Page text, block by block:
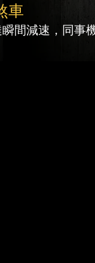
車
間減速，同事